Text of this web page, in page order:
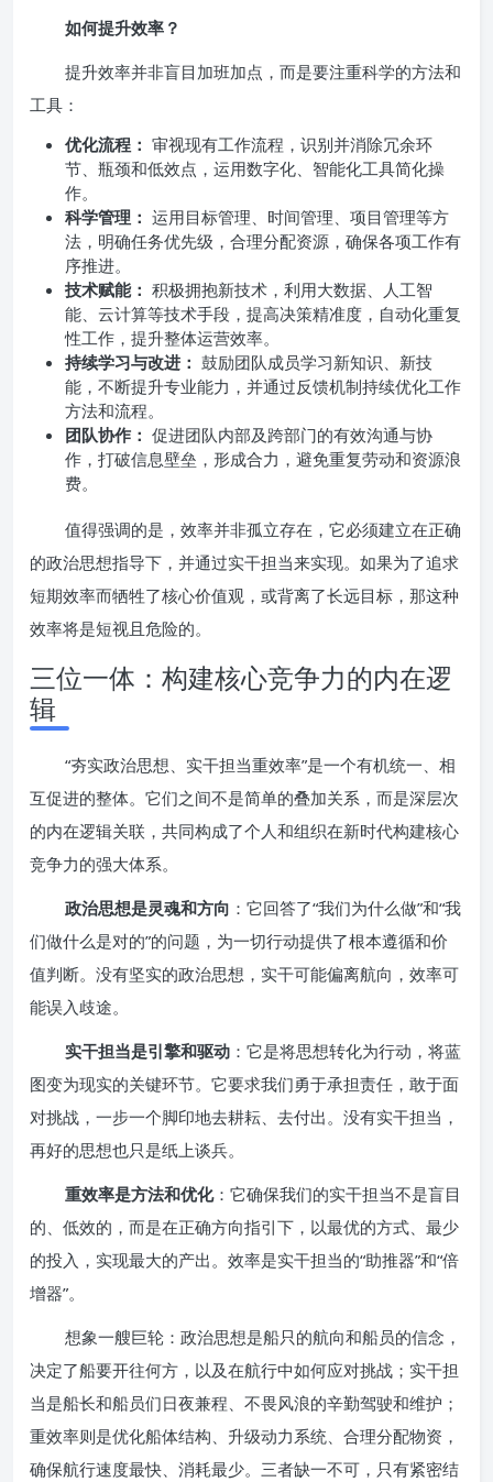
如何提升效率？
提升效率并非盲目加班加点，而是要注重科学的方法和
工具：
优化流程： 审视现有工作流程，识别并消除冗余环
节、瓶颈和低效点，运用数字化、智能化工具简化操
作。
科学管理： 运用目标管理、时间管理、项目管理等方
法，明确任务优先级，合理分配资源，确保各项工作有
序推进。
技术赋能： 积极拥抱新技术，利用大数据、人工智
能、云计算等技术手段，提高决策精准度，自动化重复
性工作，提升整体运营效率。
持续学习与改进： 鼓励团队成员学习新知识、新技
能，不断提升专业能力，并通过反馈机制持续优化工作
方法和流程。
团队协作： 促进团队内部及跨部门的有效沟通与协
作，打破信息壁垒，形成合力，避免重复劳动和资源浪
费。
值得强调的是，效率并非孤立存在，它必须建立在正确
的政治思想指导下，并通过实干担当来实现。如果为了追求
短期效率而牺牲了核心价值观，或背离了长远目标，那这种
效率将是短视且危险的。
三位一体：构建核心竞争力的内在逻
辑
“夯实政治思想、实干担当重效率”是一个有机统一、相
互促进的整体。它们之间不是简单的叠加关系，而是深层次
的内在逻辑关联，共同构成了个人和组织在新时代构建核心
竞争力的强大体系。
政治思想是灵魂和方向 ：它回答了“我们为什么做”和“我
们做什么是对的”的问题，为一切行动提供了根本遵循和价
值判断。没有坚实的政治思想，实干可能偏离航向，效率可
能误入歧途。
实干担当是引擎和驱动 ：它是将思想转化为行动，将蓝
图变为现实的关键环节。它要求我们勇于承担责任，敢于面
对挑战，一步一个脚印地去耕耘、去付出。没有实干担当，
再好的思想也只是纸上谈兵。
重效率是方法和优化：它确保我们的实干担当不是盲目
的、低效的，而是在正确方向指引下，以最优的方式、最少
的投入，实现最大的产出。效率是实干担当的“助推器”和“倍
增器”。
想象一艘巨轮：政治思想是船只的航向和船员的信念，
决定了船要开往何方，以及在航行中如何应对挑战；实干担
当是船长和船员们日夜兼程、不畏风浪的辛勤驾驶和维护；
重效率则是优化船体结构、升级动力系统、合理分配物资，
确保航行速度最快、消耗最少。三者缺一不可，只有紧密结